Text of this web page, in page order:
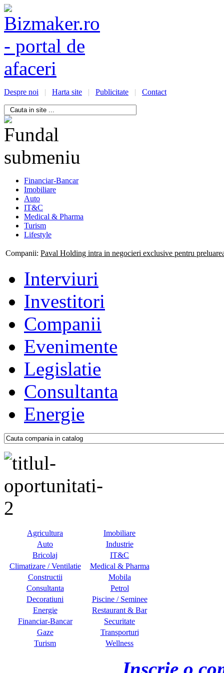
Despre noi | Harta site | Publicitate | Contact
Financiar-Bancar
Imobiliare
Auto
IT&C
Medical & Pharma
Turism
Lifestyle
Companii: Paval Holding intra in negocieri exclusive pentru
Interviuri
Investitori
Companii
Evenimente
Legislatie
Consultanta
Energie
Agricultura
Imobiliare
Auto
Industrie
Bricolaj
IT&C
Climatizare / Ventilatie
Medical & Pharma
Constructii
Mobila
Consultanta
Petrol
Decoratiuni
Piscine / Seminee
Energie
Restaurant & Bar
Financiar-Bancar
Securitate
Gaze
Transporturi
Turism
Wellness
oportunitati-